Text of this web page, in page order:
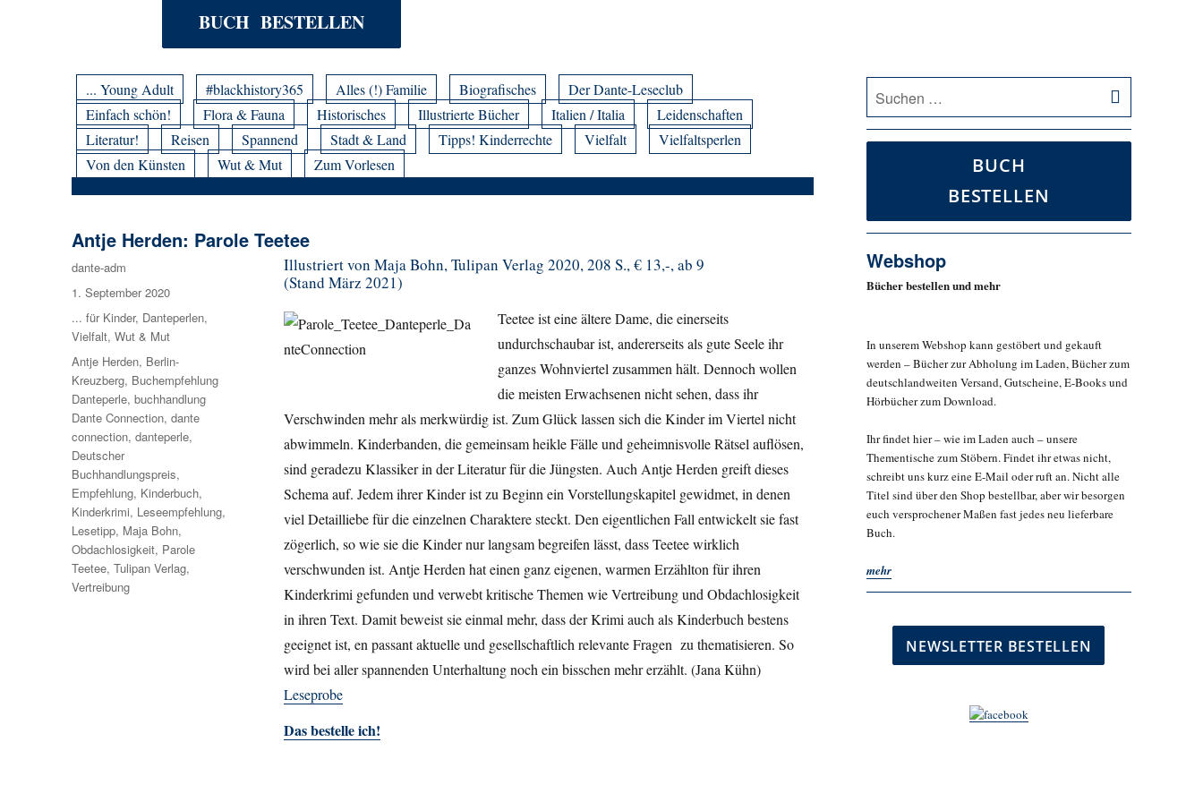
BUCH BESTELLEN
... Young Adult #blackhistory365 Alles (!) Familie Biografisches
Der Dante-Leseclub
Einfach schön!
Flora & Fauna Historisches Illustrierte Bücher Italien / Italia
Leidenschaften
Literatur!
Reisen Spannend Stadt & Land Tipps! Kinderrechte Vielfalt
Vielfaltsperlen
Von den Künsten
Wut & Mut Zum Vorlesen
Antje Herden: Parole Teetee
Illustriert von Maja Bohn, Tulipan Verlag 2020, 208 S., € 13,-, ab 9
(Stand März 2021)
Teetee ist eine ältere Dame, die einerseits
undurchschaubar ist, andererseits als gute Seele ihr
ganzes Wohnviertel zusammen hält. Dennoch wollen
die meisten Erwachsenen nicht sehen, dass ihr
Verschwinden mehr als merkwürdig ist. Zum Glück lassen sich die Kinder im Viertel nicht
abwimmeln. Kinderbanden, die gemeinsam heikle Fälle und geheimnisvolle Rätsel auflösen,
sind geradezu Klassiker in der Literatur für die Jüngsten. Auch Antje Herden greiftdieses
Schema auf. Jedem ihrer Kinder ist zu Beginn ein Vorstellungskapitel gewidmet, in denen
viel Detailliebe für die einzelnen Charaktere steckt. Den eigentlichen Fall entwickelt sie fast
zögerlich, so wie sie die Kinder nur langsam begreifen lässt, dass Teetee wirklich
verschwunden ist. Antje Herden hat einen ganz eigenen, warmen Erzählton für ihren
Kinderkrimi gefunden und verwebt kritische Themen wie Vertreibung und Obdachlosigkeit
in ihren Text. Damit beweist sie einmal mehr, dass der Krimi auch alsKinderbuch bestens
geeignet ist, en passant aktuelle und gesellschaftlich relevante Fragen zu thematisieren. So
wird bei aller spannenden Unterhaltung noch ein bisschen mehr erzählt. (Jana Kühn)
Leseprobe
Das bestelle ich!
Autor
dante-adm
Veröffentlicht
am
1. September 2020
Kategorien
... für Kinder, Danteperlen,
Vielfalt,Wut & Mut
Schlagwörter
Antje Herden, Berlin-
Kreuzberg, Buchempfehlung
Danteperle,buchhandlung
Dante Connection,dante
connection,danteperle,
Deutscher
Buchhandlungspreis,
Empfehlung, Kinderbuch,
Kinderkrimi, Leseempfehlung,
Lesetipp, Maja Bohn,
Obdachlosigkeit, Parole
Teetee,Tulipan Verlag,
Vertreibung
nach:
BUCH
BESTELLEN
Webshop
Bücher bestellen und mehr
In unserem Webshop kann gestöbert und gekauft
werden – Bücher zur Abholung im Laden, Bücher zum
deutschlandweiten Versand, Gutscheine, E-Books und
Hörbücher zum Download.
Ihr findet hier – wie im Laden auch – unsere
Thementische zum Stöbern. Findet ihr etwas nicht,
schreibt uns kurz eine E-Mail oder ruft an. Nicht alle
Titel sind über den Shop bestellbar, aber wir besorgen
euch versprochener Maßen fast jedes neu lieferbare
Buch.
mehr